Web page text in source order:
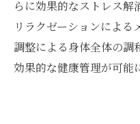
らに効果的なストレス解
リラクゼーションによ
調整による身体全体の調
効果的な健康管理が可能